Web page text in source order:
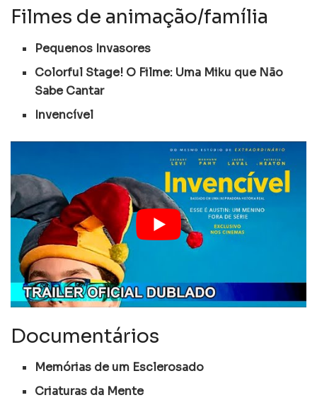
Filmes de animação/família
Pequenos Invasores
Colorful Stage! O Filme: Uma Miku que Não
Sabe Cantar
Invencível
Documentários
Memórias de um Esclerosado
Criaturas da Mente